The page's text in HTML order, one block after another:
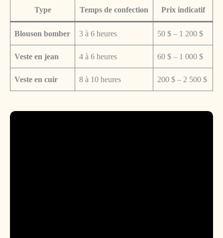
Type Temps de confection Prix indicatif
Blouson bomber 3 à 6 heures 50 $ – 1 200 $
Veste en jean 4 à 6 heures 60 $ – 1 000 $
Veste en cuir 8 à 10 heures 200 $ – 2 500 $